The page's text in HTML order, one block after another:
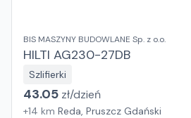
BIS MASZYNY BUDOWLANE Sp. z o.o.
HILTI AG230-27DB
Szlifierki
43.05 zł/dzień
+14 km Reda, Pruszcz Gdański